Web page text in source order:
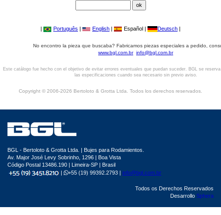
| Português | English | Español | Deutsch |
No encontro la pieza que buscaba? Fabricamos piezas especiales a pedido,
www.bgl.com.br info@bgl.com.br
Este catálogo fue hecho con el objetivo de evitar errores eventuales que puedan suceder. BGL se
las especificaciones cuando sea necesario sin previo aviso.
Copyright © 2006-2026 Bertoloto & Grotta Ltda. Todos los derechos reservados.
BGL - Bertoloto & Grotta Ltda. | Bujes para Rodamientos.
Av. Major José Levy Sobrinho, 1296 | Boa Vista
Código Postal 13486.190 | Limeira-SP | Brasil
|
+55 (19) 99392.2793 | info@bgl.com.br
Todos os Derechos Reservados
Desarrollo Sphera